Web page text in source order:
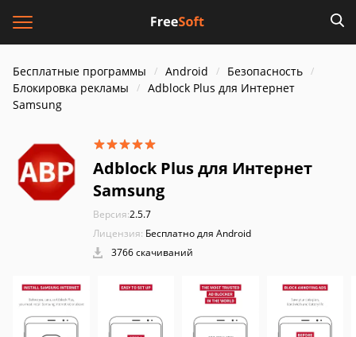
Бесплатные программы Android
Безопасность
Блокировка рекламы
Adblock Plus для Интернет
Samsung
Adblock Plus для Интернет
Samsung
Версия:2.5.7
Лицензия: Бесплатно для Android
3766 скачиваний